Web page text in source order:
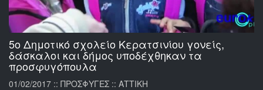
5ο Δημοτικό σχολείο Κερατσινίου γονείς,
δάσκαλοι και δήμος υποδέχθηκαν τα
προσφυγόπουλα
01/02/2017 :: ΠΡΟΣΦΥΓΕΣ :: ΑΤΤΙΚΗ